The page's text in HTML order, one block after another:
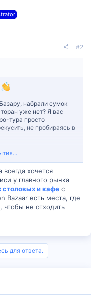
#2
набрали сумок
уже нет? Я вас
тура просто
не пробираясь в
вас от мук выбора. Это
где искать те самые
лучше брать домашние
лобиани между
в случайную
у базара, о котором
что-то более лёгкое?
топ самых вкусных
хочется
у главного рынка
и кафе с
Bazaar есть места, где
чтобы не отходить
для ответа.